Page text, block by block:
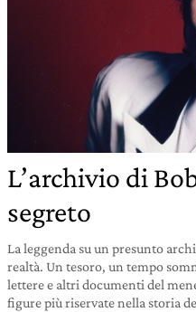
L’archivio di
segreto
La leggenda su un presunto
realtà. Un tesoro, un tempo
lettere e altri documenti del
figure più riservate nella storia